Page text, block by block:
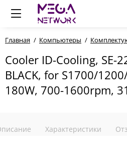
Главная Компьютеры
Cooler ID-Cooling, SE-
BLACK, for S1700/
180W, 700-1600rpm,
Характеристики